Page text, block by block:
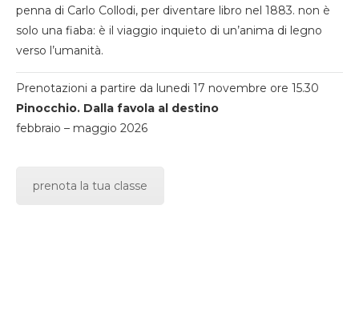
penna di Carlo Collodi, per diventare libro nel 1883. non è
solo una fiaba: è il viaggio inquieto di un’anima di legno
verso l’umanità.
Prenotazioni a partire da lunedi 17 novembre ore 15.30
Pinocchio. Dalla favola al destino
febbraio – maggio 2026
prenota la tua classe